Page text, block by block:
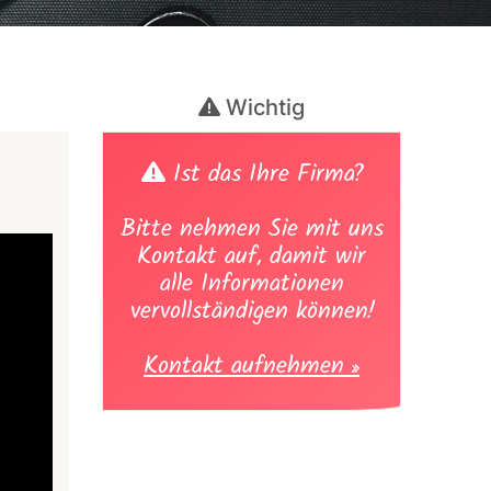
Wichtig
Ist das Ihre Firma?
Bitte nehmen Sie mit uns
Kontakt auf, damit wir
alle Informationen
vervollständigen können!
Kontakt aufnehmen »